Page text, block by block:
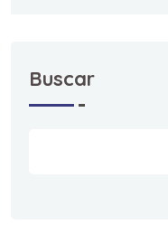
Buscar